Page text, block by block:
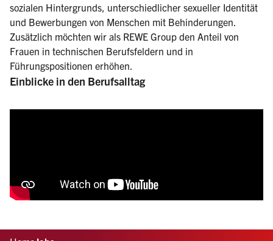
sozialen Hintergrunds, unterschiedlicher sexueller Identität
und Bewerbungen von Menschen mit Behinderungen.
Zusätzlich möchten wir als REWE Group den Anteil von
Frauen in technischen Berufsfeldern und in
Führungspositionen erhöhen.
Einblicke in den Berufsalltag